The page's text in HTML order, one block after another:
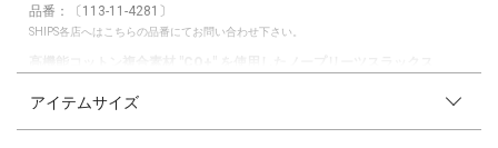
品番：〔113-11-4281〕
SHIPS各店へはこちらの品番にてお問い合わせ下さい。
【素材特性】
アイテムサイズ